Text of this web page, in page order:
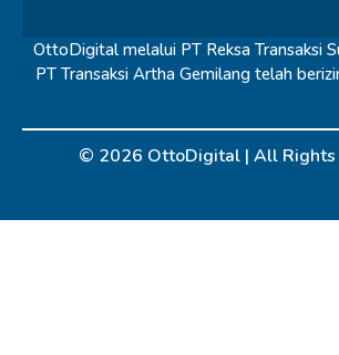
OttoDigital melalui PT Reksa Transaksi
PT Transaksi Artha Gemilang telah
© 2026 OttoDigital | All Rights